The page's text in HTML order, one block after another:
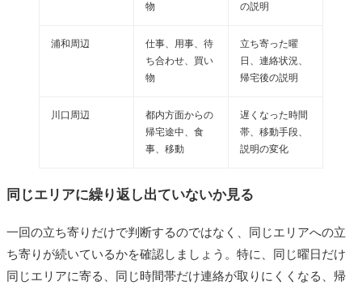
物
の説明
浦和周辺
仕事、用事、待
ち合わせ、買い
物
立ち寄った曜
日、連絡状況、
帰宅後の説明
川口周辺
都内方面からの
帰宅途中、食
事、移動
遅くなった時間
帯、移動手段、
説明の変化
同じエリアに繰り返し出ていないか見る
一回の立ち寄りだけで判断するのではなく、同じエリアへの立
ち寄りが続いているかを確認しましょう。特に、同じ曜日だけ
同じエリアに寄る、同じ時間帯だけ連絡が取りにくくなる、帰